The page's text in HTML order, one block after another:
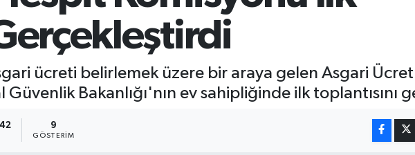
BİST100
ücreti belirlemek üzere bir araya gelen Asgari
Güvenlik Bakanlığı'nın ev sahipliğinde ilk toplantısını
9
GÖSTERIM